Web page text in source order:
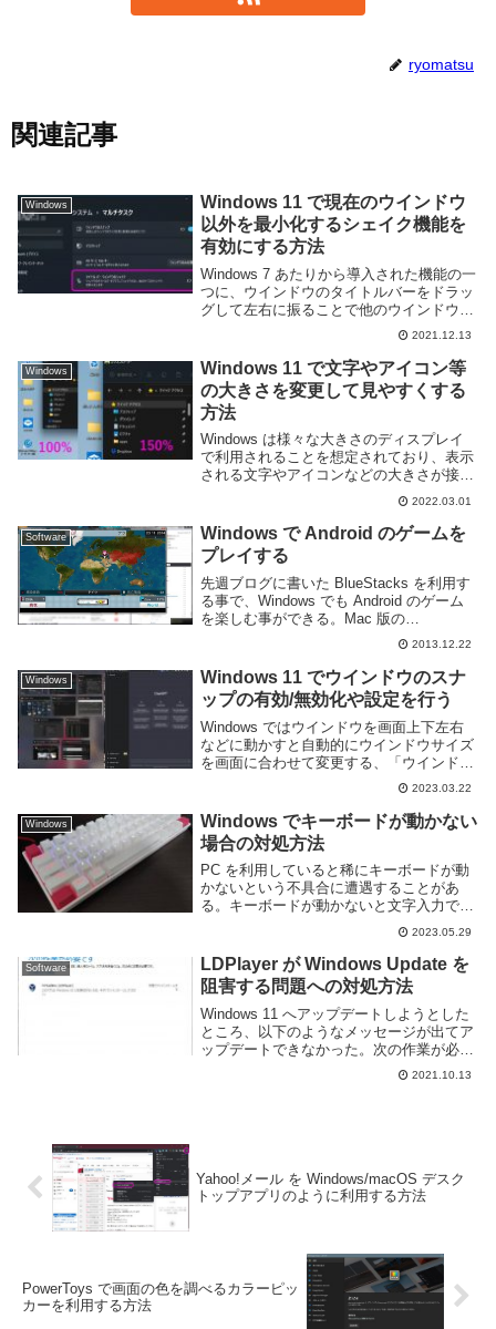
ryomatsu
関連記事
Windows
Windows 11 で現在のウインドウ
以外を最小化するシェイク機能を
有効にする方法
Windows 7 あたりから導入された機能の一
つに、ウインドウのタイトルバーをドラッ
グして左右に振ることで他のウインドウを
すべて最小化する「エアロシェイク」とい
うものがある。現在は単なる「シェイク」
と呼ばれるようだが、誤操作の元でもある
か...
2021.12.13
Windows
Windows 11 で文字やアイコン等
の大きさを変更して見やすくする
方法
Windows は様々な大きさのディスプレイ
で利用されることを想定されており、表示
される文字やアイコンなどの大きさが接続
されているディスプレイによって変化する
事がある。とくに小型のノートパソコンな
どではディスプレイの大きさの割に解像度
が高い...
2022.03.01
Software
Windows で Android のゲームを
プレイする
先週ブログに書いた BlueStacks を利用す
る事で、Windows でも Android のゲーム
を楽しむ事ができる。Mac 版の
BlueStacks はちょっとバージョンが古そ
うなので Windows でしか試してない。適
当に有名...
2013.12.22
Windows
Windows 11 でウインドウのスナ
ップの有効/無効化や設定を行う
Windows ではウインドウを画面上下左右
などに動かすと自動的にウインドウサイズ
を画面に合わせて変更する、「ウインドウ
のスナップ」と呼ばれる機能が備わってい
る。ウインドウをデスクトップの左右半分
や四隅 1/4 の大きさにきれいに並べられ
る...
2023.03.22
Windows
Windows でキーボードが動かない
場合の対処方法
PC を利用していると稀にキーボードが動
かないという不具合に遭遇することがあ
る。キーボードが動かないと文字入力でき
ないだけでなく、ゲームを遊ぶことも難し
い。Windows でキーボードが動かない原
因には様々な要因が考えられる。このペー
ジでは...
2023.05.29
Software
LDPlayer が Windows Update を
阻害する問題への対処方法
Windows 11 へアップデートしようとした
ところ、以下のようなメッセージが出てア
ップデートできなかった。次の作業が必要
ですインストールを続けて Windows の設
定、個人ファイル、アプリを引き継ぐに
2021.10.13
Yahoo!メール を Windows/macOS デスク
トップアプリのように利用する方法
PowerToys で画面の色を調べるカラーピッ
カーを利用する方法